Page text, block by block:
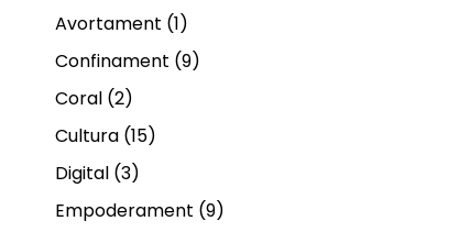
Avortament (1)
Confinament (9)
Coral (2)
Cultura (15)
Digital (3)
Empoderament (9)